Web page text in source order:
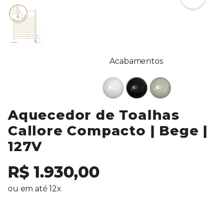
Acabamentos
Aquecedor de Toalhas
Callore Compacto | Bege |
127V
R$ 1.930,00
ou em até 12x